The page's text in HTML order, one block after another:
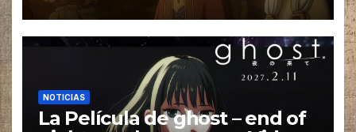
NOTICIAS
La Película de ghost – end of